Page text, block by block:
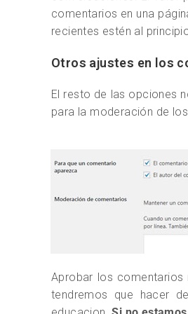
comentarios en una
recientes estén al
Otros ajustes en los
El resto de las opciones
para la moderación de
Aprobar los
tendremos que hacer